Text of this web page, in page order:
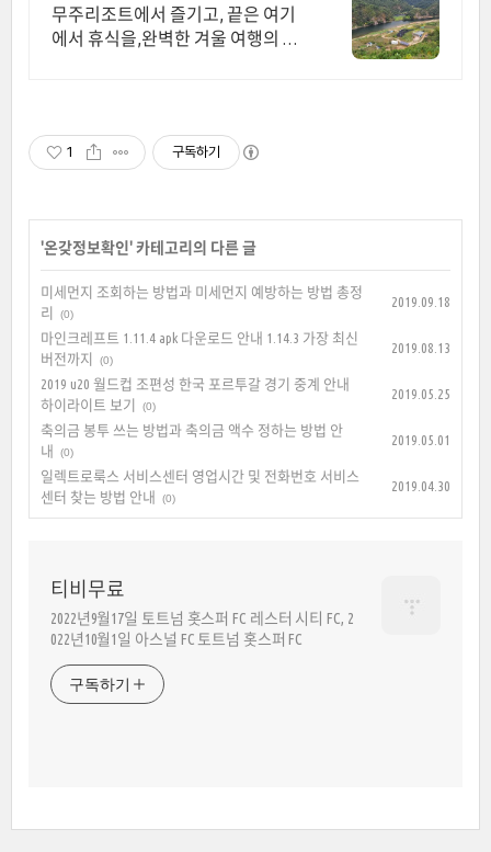
무주리조트에서 즐기고, 끝은 여기
에서 휴식을,완벽한 겨울 여행의 완
1 구독하기
'온갖정보확인' 카테고리의 다른 글
미세먼지 조회하는 방법과 미세먼지 예방하는 방법 총정
리
(0)
2019.09.18
마인크레프트 1.11.4 apk 다운로드 안내 1.14.3 가장 최신
버전까지
(0)
2019.08.13
2019 u20 월드컵 조편성 한국 포르투갈 경기 중계 안내
하이라이트 보기
(0)
2019.05.25
축의금 봉투 쓰는 방법과 축의금 액수 정하는 방법 안
내
(0)
2019.05.01
일렉트로룩스 서비스센터 영업시간 및 전화번호 서비스
센터 찾는 방법 안내
(0)
2019.04.30
티비무료
2022년9월17일 토트넘 홋스퍼 FC 레스터 시티 FC, 2
022년10월1일 아스널 FC 토트넘 홋스퍼 FC
구독하기